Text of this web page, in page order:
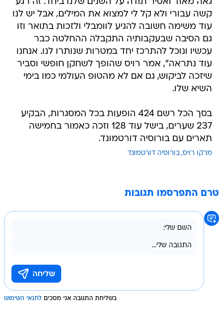
קשה עבורי ולא קל לי למצוא את המילים, אבל יש לנו
עוד משימה חשובה להגיע לוומבלי ולזכות בתואר וזו
גם הסיבה שבעקבותיה התקבלה ההחלטה כבר
עכשיו ונוכל להתרכז יחד במטרות שנותרו לנו. אנחנו
עוד נתראה", אמר רויס שהופך לשחקן חופשי וסביר
שיזכה לביקוש, גם אם לא מהטופ העולמי כמו בימי
השיא שלו.
בסך הכל רשם 424 הופעות בכל המסגרות, הבקיע
237 שערים, בישל עוד 128 וזכה כאמור בחמישה
תארים עם בורוסיה דורטמונד.
מרקו רויס בורוסיה דורטמונד
טרם התפרסמו תגובות
בשליחת התגובה אני מסכים לתנאי השימוש